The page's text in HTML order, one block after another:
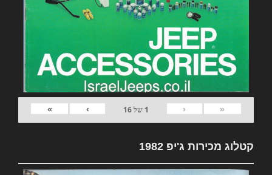
«
‹
1 של16
›
»
קטלוג מכירות ג'יפ 1982